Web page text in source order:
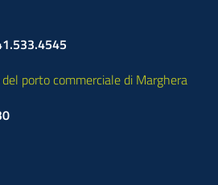
porto commerciale di Marghera